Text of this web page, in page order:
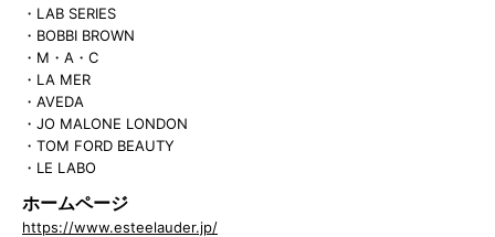
・LAB SERIES
・BOBBI BROWN
・M・A・C
・LA MER
・AVEDA
・JO MALONE LONDON
・TOM FORD BEAUTY
・LE LABO
ホームページ
https://www.esteelauder.jp/